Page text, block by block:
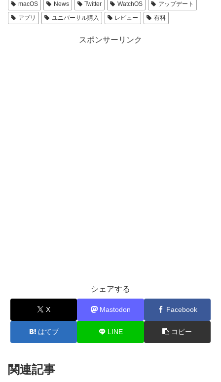
macOS
News Twitter WatchOS
アップデート
アプリ
ユニバーサル購入 レビュー 有料
スポンサーリンク
シェアする
X Mastodon Facebook
はてブ LINE コピー
関連記事